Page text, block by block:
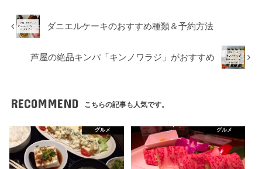
ダニエルケーキのおすすめ種類＆予約方法
芦屋の絶品キンパ「キンノワラジ」がおすすめ
RECOMMEND こちらの記事も人気です。
グルメ グルメ